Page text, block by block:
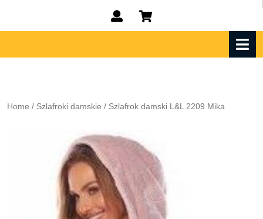
My
Account
shopping
cart
Home / Szlafroki damskie / Szlafrok damski L&L 2209 Mika